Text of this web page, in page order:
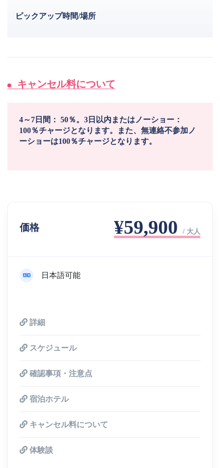
ピックアップ時間/場所
キャンセル料について
4～7日間： 50％。3日以内またはノーショー：
100％チャージとなります。また、無連絡不参加ノ
ーショーは100％チャージとなります。
価格 ¥59,900 / 大人
日本語可能
詳細
スケジュール
確認事項・注意点
宿泊ホテル
キャンセル料について
体験談